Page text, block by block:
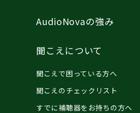
AudioNovaの強み
聞こえについて
聞こえで困っている方へ
聞こえのチェックリスト
すでに補聴器をお持ちの方へ